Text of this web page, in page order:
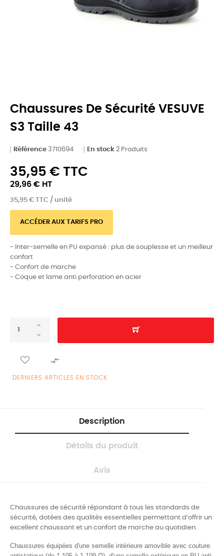
Chaussures De Sécurité VESUVE
S3 Taille 43
Référence 3710694 En stock 2 Produits
35,95 € TTC
29,96 € HT
35,95 € TTC / unité
ACCÉDER AUX TARIFS PRO
- Inter-semelle en PU expansé : plus de souplesse et un meilleur
confort
- Confort de marche
- Coque et lame anti perforation en acier

DERNIERS ARTICLES EN STOCK
Description
Détails du produit
Avis
Chaussures de sécurité répondant à tous les standards de
sécurité, dotées des qualités essentielles permettant d’offrir un
excellent chaussant et un confort de marche au quotidien.
Chaussures équipées d'une semelle intérieure amovible avec couture